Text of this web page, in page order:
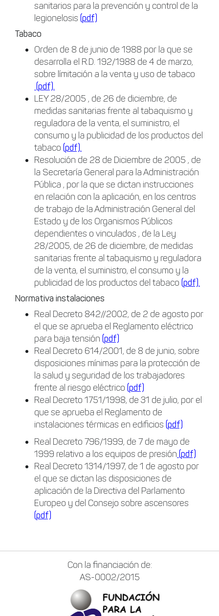
sanitarios para la prevención y control de la
legionelosis (pdf)
Tabaco
Orden de 8 de junio de 1988 por la que se
desarrolla el R.D. 192/1988 de 4 de marzo,
sobre límitación a la venta y uso de tabaco
(pdf).
LEY 28/2005 , de 26 de diciembre, de
medidas sanitarias frente al tabaquismo y
reguladora de la venta, el suministro, el
consumo y la publicidad de los productos del
tabaco (pdf).
Resolución de 28 de Diciembre de 2005 , de
la Secretaría General para la Administración
Pública , por la que se dictan instrucciones
en relación con la aplicación, en los centros
de trabajo de la Administración General del
Estado y de los Organismos Públicos
dependientes o vinculados , de la Ley
28/2005, de 26 de diciembre, de medidas
sanitarias frente al tabaquismo y reguladora
de la venta, el suministro, el consumo y la
publicidad de los productos del tabaco (pdf).
Normativa instalaciones
Real Decreto 842//2002, de 2 de agosto por
el que se aprueba el Reglamento eléctrico
para baja tensión (pdf)
Real Decreto 614/2001, de 8 de junio, sobre
disposiciones mínimas para la protección de
la salud y seguridad de los trabajadores
frente al riesgo eléctrico (pdf)
Real Decreto 1751/1998, de 31 de julio, por el
que se aprueba el Reglamento de
instalaciones térmicas en edificios (pdf)
Real Decreto 796/1999, de 7 de mayo de
1999 relativo a los equipos de presión (pdf)
Real Decreto 1314/1997, de 1 de agosto por
el que se dictan las disposiciones de
aplicación de la Directiva del Parlamento
Europeo y del Consejo sobre ascensores
(pdf)
Con la financiación de:
AS-0002/2015